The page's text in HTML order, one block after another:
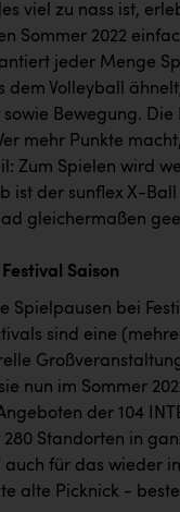
viel zu nass ist,
Sommer 2022
jeder Menge
Volleyball
Bewegung. Die
mehr Punkte
Zum Spielen wird
ist der sunflex X-
gleichermaßen
Saison
Spielpausen bei
sind eine
nun im Sommer
der 104
Standorten in
für das wieder
alte Picknick -